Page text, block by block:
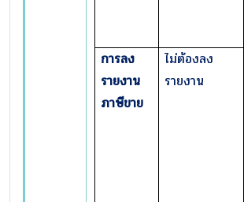
การลง
รายงาน
ภาษีขาย
ไม่ต้องลง
รายงาน